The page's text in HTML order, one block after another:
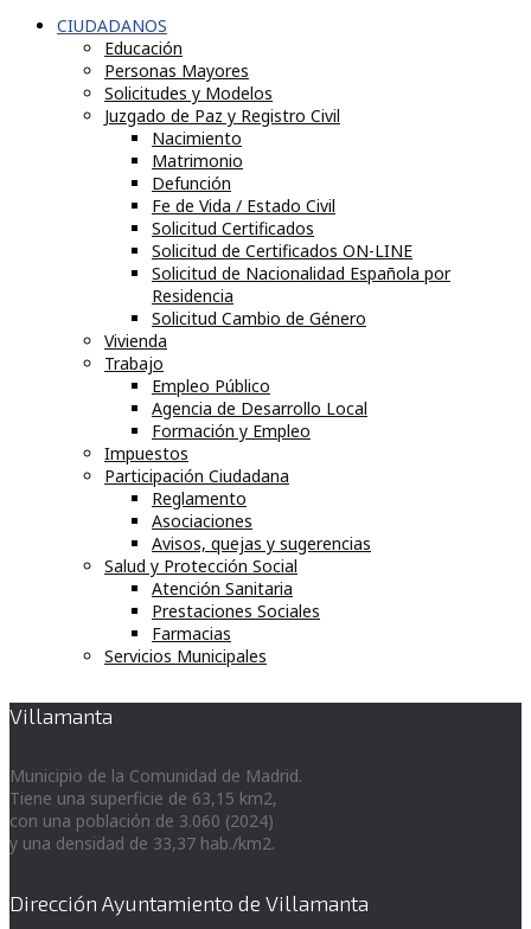
CIUDADANOS
Educación
Personas Mayores
Solicitudes y Modelos
Juzgado de Paz y Registro Civil
Nacimiento
Matrimonio
Defunción
Fe de Vida / Estado Civil
Solicitud Certificados
Solicitud de Certificados ON-LINE
Solicitud de Nacionalidad Española por
Residencia
Solicitud Cambio de Género
Vivienda
Trabajo
Empleo Público
Agencia de Desarrollo Local
Formación y Empleo
Impuestos
Participación Ciudadana
Reglamento
Asociaciones
Avisos, quejas y sugerencias
Salud y Protección Social
Atención Sanitaria
Prestaciones Sociales
Farmacias
Servicios Municipales
Villamanta
Municipio de la Comunidad de Madrid.
Tiene una superficie de 63,15 km2,
con una población de 3.060 (2024)
y una densidad de 33,37 hab./km2.
Dirección Ayuntamiento de Villamanta